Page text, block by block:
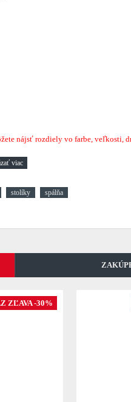
nájsť rozdiely vo farbe, veľkosti,
stolíky spálňa
ZĽAVA -30%